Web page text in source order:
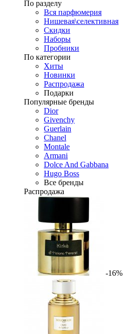
По разделу
Вся парфюмерия
Нишевая\селективная
Скидки
Наборы
Пробники
По категории
Хиты
Новинки
Распродажа
Подарки
Популярные бренды
Dior
Givenchy
Guerlain
Chanel
Montale
Armani
Dolce And Gabbana
Hugo Boss
Все бренды
Распродажа
-16%